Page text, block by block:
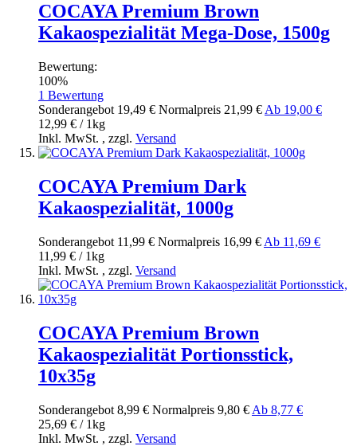
COCAYA Premium Brown
Kakaospezialität Mega-Dose, 1500g
Bewertung:
100%
1 Bewertung
Sonderangebot 19,49 € Normal­preis 21,99 € Ab 19,00 €
12,99 € / 1kg
Inkl. MwSt. , zzgl. Versand
COCAYA Premium Dark
Kakaospezialität, 1000g
Sonderangebot 11,99 € Normal­preis 16,99 € Ab 11,69 €
11,99 € / 1kg
Inkl. MwSt. , zzgl. Versand
COCAYA Premium Brown
Kakaospezialität Portionsstick,
10x35g
Sonderangebot 8,99 € Normal­preis 9,80 € Ab 8,77 €
25,69 € / 1kg
Inkl. MwSt. , zzgl. Versand